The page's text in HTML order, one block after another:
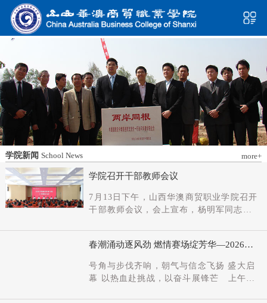
学院新闻 School News more+
学院召开干部教师会议
7月13日下午，山西华澳商贸职业学院召开
干部教师会议，会上宣布，杨明军同志任
记、督导专员职务。省委教育工委主持日
常工作的副书记（正厅长级），省教育厅
党组成员、副厅长王军出席会议并讲话。
新任党委书记杨明军同志、理事长刘耀国
分别作表态发言，刘国垠同志主持会议。
春潮涌动逐风劲 燃情赛场绽芳华—2026年
号角与步伐齐响，朝气与信念飞扬 盛大启
幕 以热血赴挑战，以奋斗展锋芒 上午9